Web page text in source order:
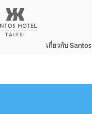
เกี่ยวกับ Santos